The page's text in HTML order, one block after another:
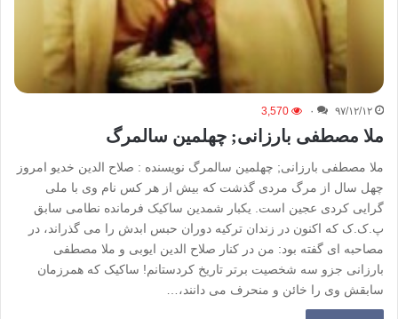
۹۷/۱۲/۱۲ ۰ 3,570
ملا مصطفی بارزانی; چهلمین سالمرگ
ملا مصطفی بارزانی; چهلمین سالمرگ نویسنده : صلاح الدین خدیو امروز
چهل سال از مرگ مردی گذشت که بیش از هر کس نام وی با ملی
گرایی کردی عجین است. یکبار شمدین ساکیک فرمانده نطامی سابق
پ.ک.ک که اکنون در زندان ترکیه دوران حبس ابدش را می گذراند، در
مصاحبه ای گفته بود: من در کنار صلاح الدین ایوبی و ملا مصطفی
بارزانی جزو سه شخصیت برتر تاریخ کردستانم! ساکیک که همرزمان
سابقش وی را خائن و منحرف می دانند،…